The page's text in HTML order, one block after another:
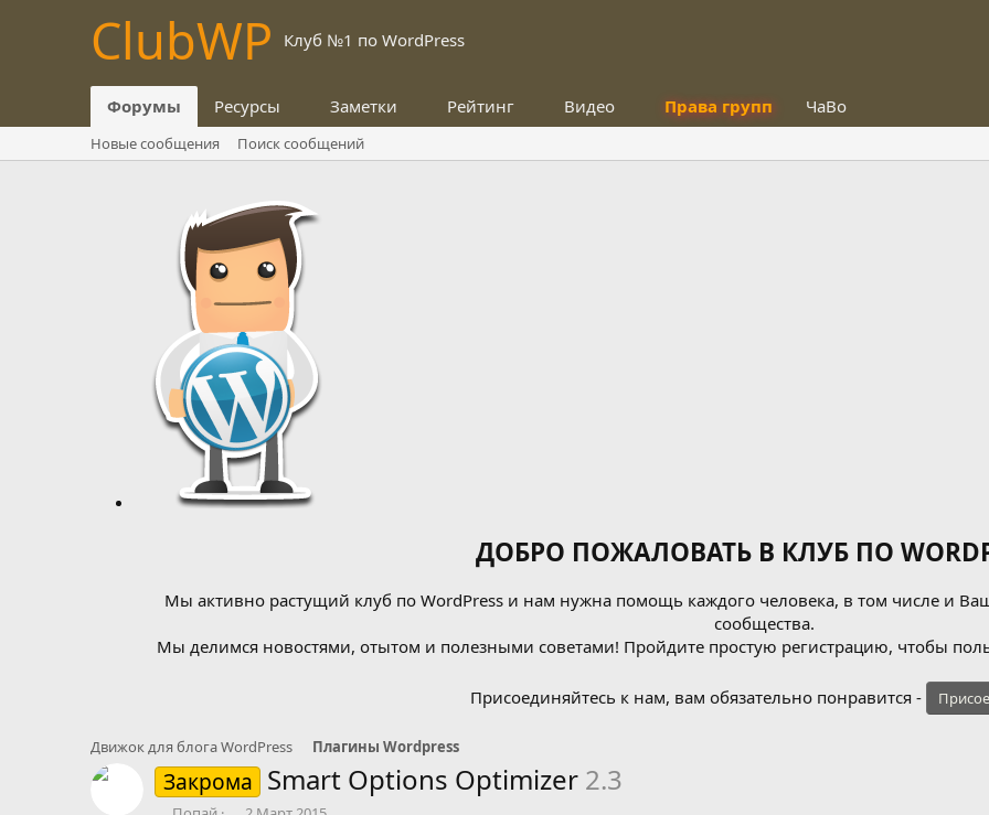
ClubWP Клуб №1 по WordPress
Форумы Ресурсы Заметки Рейтинг Видео Права групп ЧаВо
Новые сообщения Поиск сообщений
ДОБРО ПОЖАЛОВАТЬ В КЛУБ ПО
Мы активно растущий клуб по WordPress и нам нужна помощь каждого человека, в том числе и
сообщества.
Мы делимся новостями, отытом и полезными советами! Пройдите простую регистрацию, чтобы
Присоединяйтесь к нам, вам обязательно понравится -
Движок для блога WordPress Плагины Wordpress
Закрома Smart Optiоns Оptimizer 2.3